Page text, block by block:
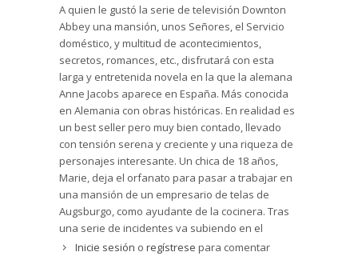
huérfana, quizá hija ilegítima, hecho que le
impide ocupar su verdadero lugar entre los
miembros de la familia Melzer.
Con un estilo elegante y una escritura fluida, la
autora Anne Jacobs sabe presentar con acierto
la vida de la alta sociedad (nobles y nuevos ricos
industriales) a principios del siglo XX en una
ciudad alemana, donde brillan algunos rasgos
costumbristas y un cierto sabor local, como los
barrios de la ciudad baja y la extraordinaria
fábrica de telas. Sus descripciones largas y
minuciosas, especialmente de la magnífica
mansión (que da título a la obra), de sus
estancias y de sus jardines, de las aposentos de
otra saga de Danton Abbey. Como se estila es
una novela feminista positva con gran
protagonismo de las mujeres, que encantará a
muchas, y también a los varones.
A quien le gustó la serie de televisión Downton
Abbey una mansión, unos Señores, el Servicio
doméstico, y multitud de acontecimientos,
secretos, romances, etc., disfrutará con esta
larga y entretenida novela en la que la alemana
Anne Jacobs aparece en España. Más conocida
en Alemania con obras históricas. En realidad es
un best seller pero muy bien contado, llevado
con tensión serena y creciente y una riqueza de
personajes interesante. Un chica de 18 años,
Marie, deja el orfanato para pasar a trabajar en
una mansión de un empresario de telas de
Augsburgo, como ayudante de la cocinera. Tras
una serie de incidentes va subiendo en el
escalafón hasta llegar a ser doncella personal
Inicie sesión o regístrese para comentar